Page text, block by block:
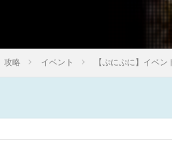
攻略 イベント 【ぷにぷに】イベ